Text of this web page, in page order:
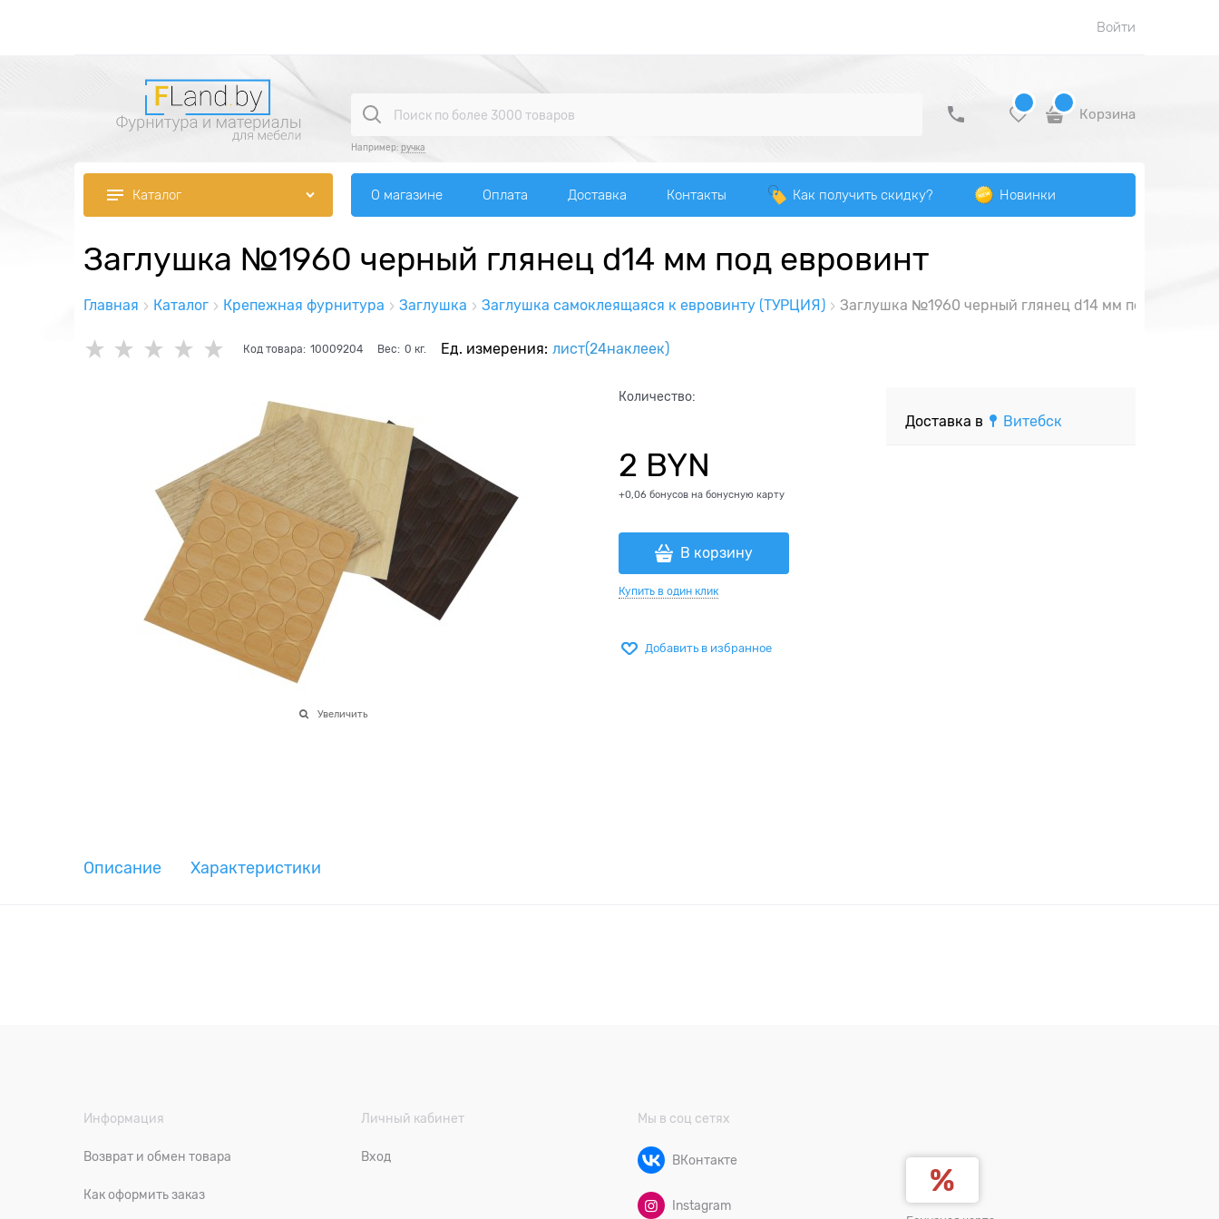
Войти
Например: ручка
Корзина
Каталог О магазине Оплата Доставка Контакты Как получить скидку? Новинки
Заглушка №1960 черный глянец d14 мм под евровинт
Главная Каталог Крепежная фурнитура Заглушка Заглушка самоклеящаяся к евровинту (ТУРЦИЯ) Заглушка №1960 черный глянец d14 мм под
Код товара: 10009204 Вес: 0 кг. Ед. измерения: лист(24наклеек)
Увеличить
Количество:
2 BYN
+0,06 бонусов на бонусную карту
В корзину
Купить в один клик
Добавить в избранное
Доставка в Витебск
Описание Характеристики
Информация
Возврат и обмен товара
Как оформить заказ
Личный кабинет
Вход
Мы в соц сетях
ВКонтакте
Instagram